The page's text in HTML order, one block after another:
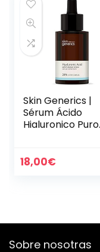
Skin Generics |
Sérum Ácido
Hialuronico Puro
Hidratante que
18,00€
Sobre nosotras